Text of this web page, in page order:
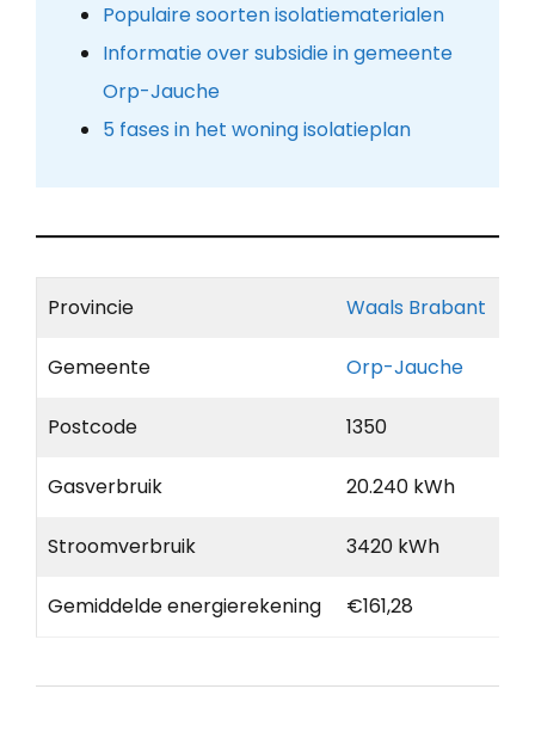
Populaire soorten isolatiematerialen
Informatie over subsidie in gemeente
Orp-Jauche
5 fases in het woning isolatieplan
Provincie Waals Brabant
Gemeente Orp-Jauche
Postcode 1350
Gasverbruik 20.240 kWh
Stroomverbruik 3420 kWh
Gemiddelde energierekening €161,28